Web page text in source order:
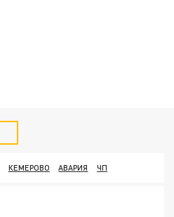
КЕМЕРОВО АВАРИЯ ЧП